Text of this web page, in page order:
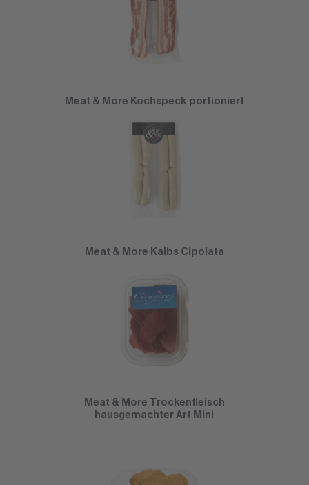
Meat & More Kochspeck portioniert
Meat & More Kalbs Cipolata
Meat & More Trockenfleisch
hausgemachter Art Mini